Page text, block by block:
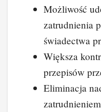
Możliwość
zatrudnienia
świadectwa
Większa
przepisów
Eliminacja